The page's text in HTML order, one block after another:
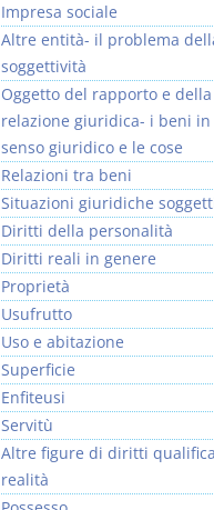
Impresa sociale
Altre entità- il problema
soggettività
Oggetto del rapporto e della
relazione giuridica- i beni in
senso giuridico e le cose
Relazioni tra beni
Situazioni giuridiche
Diritti della personalità
Diritti reali in genere
Proprietà
Usufrutto
Uso e abitazione
Superficie
Enfiteusi
Servitù
Altre figure di diritti
realità
I